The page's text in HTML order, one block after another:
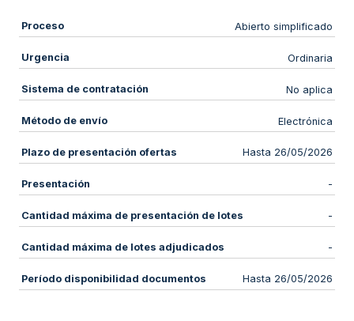
Proceso Abierto simplificado
Urgencia Ordinaria
Sistema de contratación No aplica
Método de envío Electrónica
Plazo de presentación ofertas Hasta 26/05/2026
Presentación -
Cantidad máxima de presentación de lotes -
Cantidad máxima de lotes adjudicados -
Período disponibilidad documentos Hasta 26/05/2026